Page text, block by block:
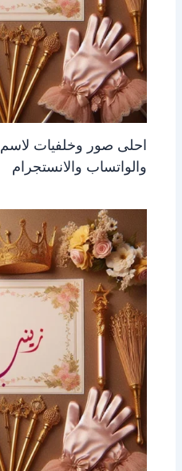
احلى صور وخلفيات
والواتساب والانستجرام